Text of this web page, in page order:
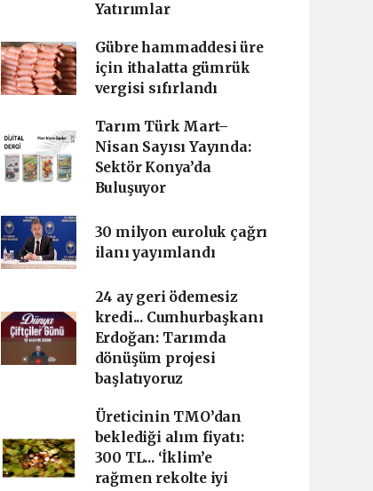
Yatırımlar
Gübre hammaddesi üre
için ithalatta gümrük
vergisi sıfırlandı
Tarım Türk Mart–
Nisan Sayısı Yayında:
Sektör Konya’da
Buluşuyor
30 milyon euroluk çağrı
ilanı yayımlandı
24 ay geri ödemesiz
kredi... Cumhurbaşkanı
Erdoğan: Tarımda
dönüşüm projesi
başlatıyoruz
Üreticinin TMO’dan
beklediği alım fiyatı:
300 TL... ‘İklim’e
rağmen rekolte iyi